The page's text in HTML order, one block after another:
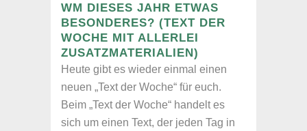
M DIESES JAHR ETWAS B
ESONDERES? (TEXT DER W
OCHE MIT ALLERLEI Z
USATZMATERIALIEN)
Heute gibt es wieder einmal einen
neuen „Text der Woche“ für euch.
Beim „Text der Woche“ handelt es
sich um einen Text, der jeden Tag in